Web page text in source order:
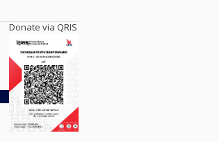
Donate via QRIS